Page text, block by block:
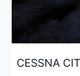
CESSNA